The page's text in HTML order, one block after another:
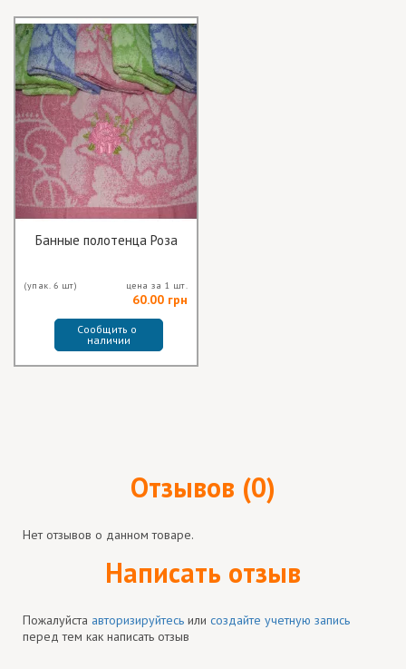
Банные полотенца Роза
(упак. 6 шт) цена за 1 шт.
60.00 грн
Сообщить о
наличии
Отзывов (0)
Нет отзывов о данном товаре.
Написать отзыв
Пожалуйста авторизируйтесь или создайте учетную запись
перед тем как написать отзыв